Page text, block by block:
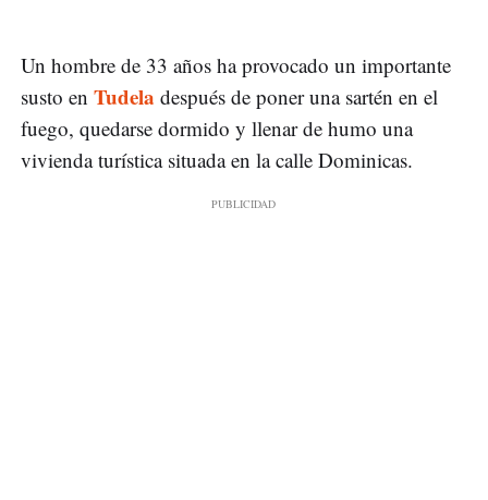
Un hombre de 33 años ha provocado un importante
susto en Tudela después de poner una sartén en el
fuego, quedarse dormido y llenar de humo una
vivienda turística situada en la calle Dominicas.